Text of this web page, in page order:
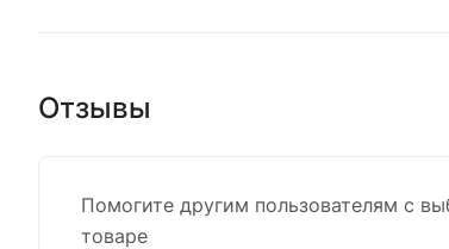
Отзывы
Помогите другим пользователям с
товаре